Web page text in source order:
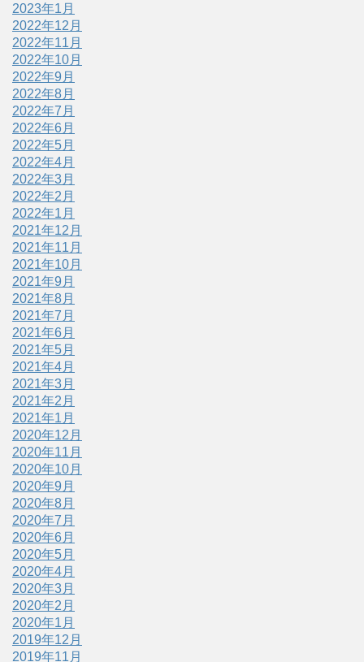
2023年1月
2022年12月
2022年11月
2022年10月
2022年9月
2022年8月
2022年7月
2022年6月
2022年5月
2022年4月
2022年3月
2022年2月
2022年1月
2021年12月
2021年11月
2021年10月
2021年9月
2021年8月
2021年7月
2021年6月
2021年5月
2021年4月
2021年3月
2021年2月
2021年1月
2020年12月
2020年11月
2020年10月
2020年9月
2020年8月
2020年7月
2020年6月
2020年5月
2020年4月
2020年3月
2020年2月
2020年1月
2019年12月
2019年11月